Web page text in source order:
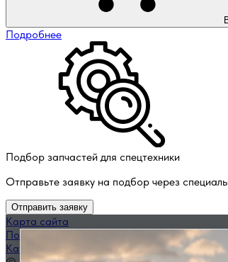
Подробнее
Подбор запчастей для спецтехники
Отправьте заявку на подбор через
Отправить заявку
Карта сайта
Политика конфиденциальности
Каталог запчастей по названию